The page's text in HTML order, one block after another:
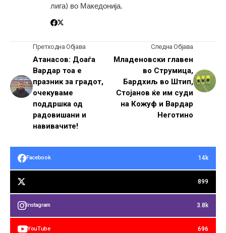
лига) во Македонија.
Претходна Објава
Атанасов: Доаѓа
Вардар тоа е
празник за градот,
очекуваме
поддршка од
радовишани и
навивачите!
Следна Објава
Младеновски главен
во Струмица,
Бардхиљ во Штип,
Стојанов ќе им суди
на Кожуф и Вардар
Неготино
Facebook 14k
899
Instagram 3.8k
YouTube 696